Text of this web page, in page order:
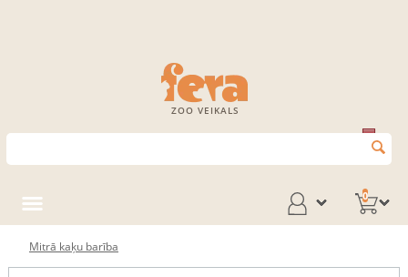
ZOO VEIKALS
0
Mitrā kaķu barība